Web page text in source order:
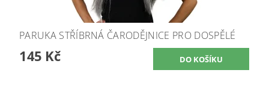
PARUKA STŘÍBRNÁ ČARODĚJNICE PRO DOSPĚLÉ
145 Kč